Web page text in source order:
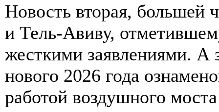
Новость вторая, большей
и Тель-Авиву,
жесткими заявлениями. А
нового 2026 года
работой воздушного